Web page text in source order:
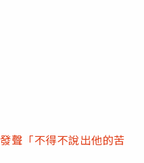
聲「不得不說出他的苦